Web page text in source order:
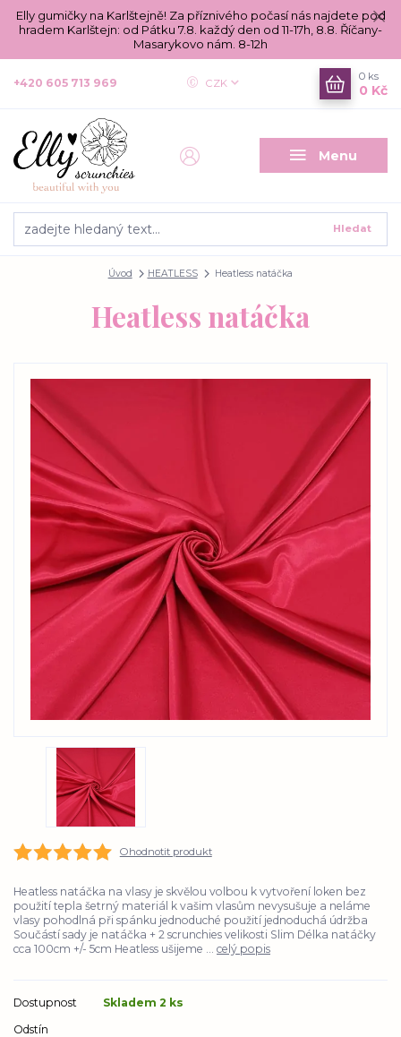
Elly gumičky na Karlštejně! Za příznivého počasí nás najdete pod
hradem Karlštejn: od Pátku 7.8. každý den od 11-17h, 8.8. Říčany-
Masarykovo nám. 8-12h
Menu
CZK
Hledat
+420 605 713 969
0 ks
0 Kč
Úvod HEATLESS Heatless natáčka
Heatless natáčka
Ohodnotit produkt
Heatless natáčka na vlasy je skvělou volbou k vytvoření loken bez
použití tepla šetrný materiál k vašim vlasům nevysušuje a neláme
vlasy pohodlná při spánku jednoduché použití jednoduchá údržba
Součástí sady je natáčka + 2 scrunchies velikosti Slim Délka natáčky
cca 100cm +/- 5cm Heatless ušijeme ... celý popis
Dostupnost
Skladem 2 ks
Odstín